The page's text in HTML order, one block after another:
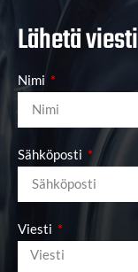
Lähetä viesti
Nimi
Sähköposti
Viesti